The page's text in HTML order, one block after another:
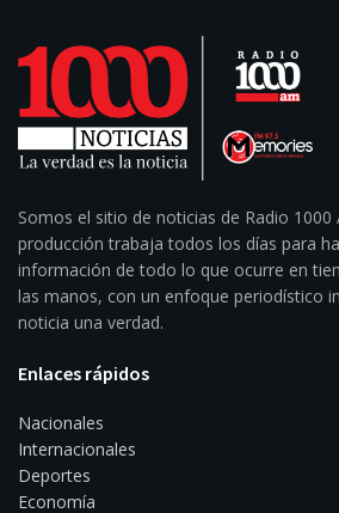
Somos el sitio de noticias de Radio 1000
producción trabaja todos los días para
información de todo lo que ocurre en
las manos, con un enfoque periodístico
noticia una verdad.
Enlaces rápidos
Nacionales
Internacionales
Deportes
Economía